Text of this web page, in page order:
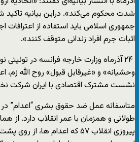
شدت محکوم می‌کند». دراین بیانیه
جمهوری اسلامی باید استفاده از اعترافات
اثبات جرم افراد زندانی متوقف کنند».
۲۴ آذرماه وزارت خارجه فرانسه در
وحشیانه» و «غیرقابل قبول» روح الله زم،
نشست مشترک اقتصادی با ایران شرکت
متاسفانه عمل ضد حقوق بشری “اعدام”
طولانی و همزمان با عمر انقلاب دارد. از
پیروزی انقلاب ۵۷ که اعدام